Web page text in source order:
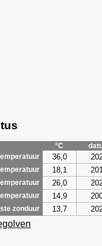
°C
36,0
18,1
26,0
14,9
zonduur 13,7